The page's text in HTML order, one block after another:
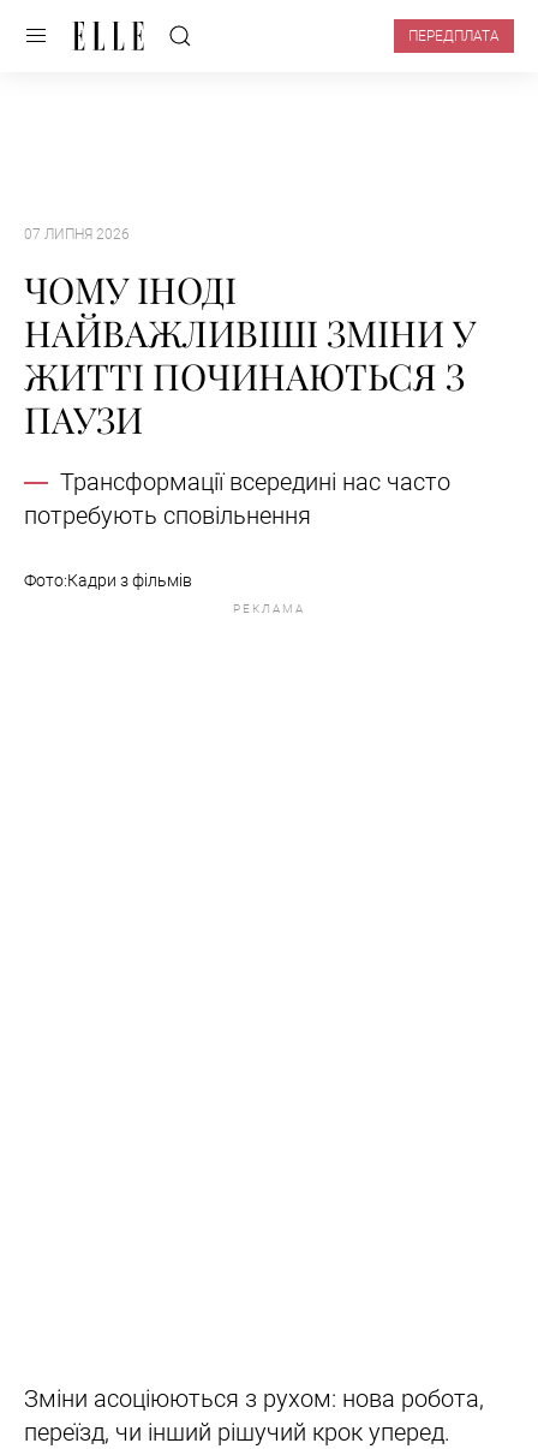
ПЕРЕДПЛАТА
07 ЛИПНЯ 2026
ЧОМУ ІНОДІ
НАЙВАЖЛИВІШІ ЗМІНИ У
ЖИТТІ ПОЧИНАЮТЬСЯ З
ПАУЗИ
Трансформації всередині нас часто
потребують сповільнення
Фото:Кадри з фільмів
РЕКЛАМА
Зміни асоціюються з рухом: нова робота,
переїзд, чи інший рішучий крок уперед.